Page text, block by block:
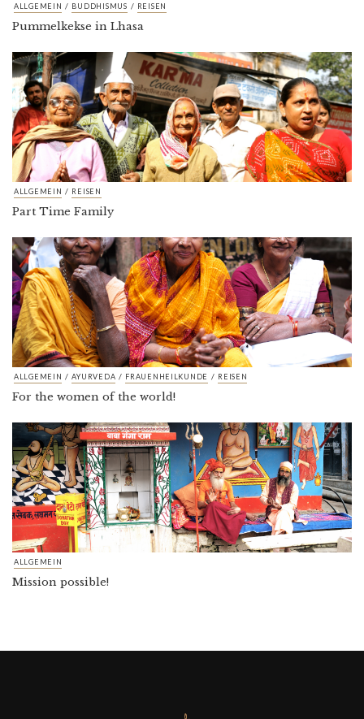
ALLGEMEIN / BUDDHISMUS / REISEN
Pummelkekse in Lhasa
ALLGEMEIN / REISEN
Part Time Family
ALLGEMEIN / AYURVEDA / FRAUENHEILKUNDE / REISEN
For the women of the world!
ALLGEMEIN
Mission possible!